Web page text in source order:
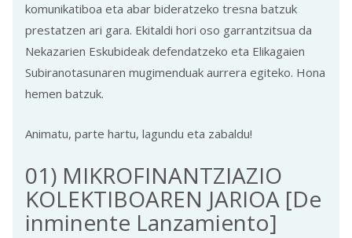
komunikatiboa eta abar bideratzeko tresna batzuk
prestatzen ari gara. Ekitaldi hori oso garrantzitsua da
Nekazarien Eskubideak defendatzeko eta Elikagaien
Subiranotasunaren mugimenduak aurrera egiteko. Hona
hemen batzuk.
Animatu, parte hartu, lagundu eta zabaldu!
01) MIKROFINANTZIAZIO
KOLEKTIBOAREN JARIOA [De
inminente Lanzamiento]